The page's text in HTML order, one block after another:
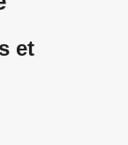
et